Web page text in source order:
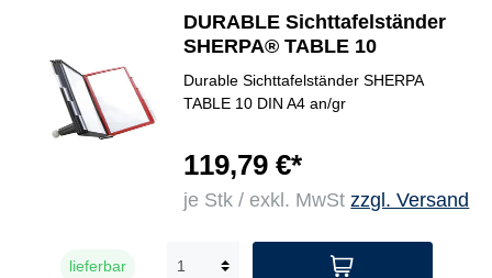
DURABLE Sichttafelständer
SHERPA® TABLE 10
Durable Sichttafelständer SHERPA
TABLE 10 DIN A4 an/gr
119,79 €*
je Stk / exkl. MwStzzgl. Versand
lieferbar